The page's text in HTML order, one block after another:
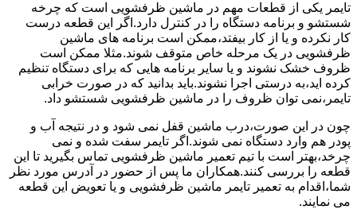
تایمر یکی از قطعات مهم در ماشین ظرفشویی است که چرخه
شستشو و برنامه دستگاه را در کنترل دارد.اگر این قطعه درست
کار نکرده و یا از کار بیفتد،ممکن است برنامه های ماشین
ظرفشویی در یک مرحله خاص متوقف شوند.مثلا ممکن است
ظروف خشک نشوند و یا سایر برنامه هایی که برای دستگاه تنظیم
کرده اید،به درستی اجرا نشوند.باید بدانید که در صورت خرابی
تایمر،نمی توان ظروف را در ماشین ظرفشویی شستشو داد.
چون در این صورت،درب ماشین قفل نمی شود و در نتیجه آب و
پودر هم وارد دستگاه نمی شوند.اگر تایمر سفت شده و نمی
چرخد،بهتر است با تیم تعمیر ماشین ظرفشویی تماس بگیرید تا این
قطعه را بررسی کنند.همکاران ما پس از حضور در آدرس مورد نظر
شما،اقدام به تعمیر تایمر ماشین ظرفشویی و یا تعویض این قطعه
می نمایند.